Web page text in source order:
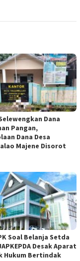
Dana
Pangan,
Dana Desa
Majene Disorot
Soal Belanja Setda
Desak Aparat
Hukum Bertindak